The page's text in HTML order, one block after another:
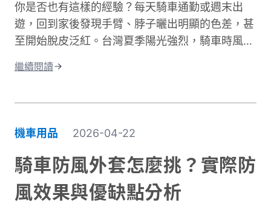
型，更是守護生命的投資。本文將深入解析機車防
摔褲的防護原理、材質差異、CE認證標準，以及
如何根據通勤或長途需求進行防摔褲選購。讓你找
到兼顧安全、舒適與預算的理想選擇。
你是否也有這樣的經驗？每天騎車通勤或週末出
遊，回到家後發現手臂、脖子曬出明顯的色差，甚
至開始脫皮泛紅。台灣夏季陽光強烈，騎車時風吹
少。許多人以為騎車防曬只是愛美的選擇，其實這
下來容易造成曬傷、曬黑，甚至加速肌膚老化。別
擔心，做好紫外線防護並不複雜！本文將帶你了解
台灣氣候下的曝曬風險，並分享從頭部到腳部的完
整防曬裝備選擇。只要掌握正確方法，你也能在享
受騎車樂趣的同時，有效保護肌膚，遠離曬傷困
繼續閱讀
機車用品 2026-04-22
騎車防風外套怎麼挑？實際防
風效果與優缺點分析